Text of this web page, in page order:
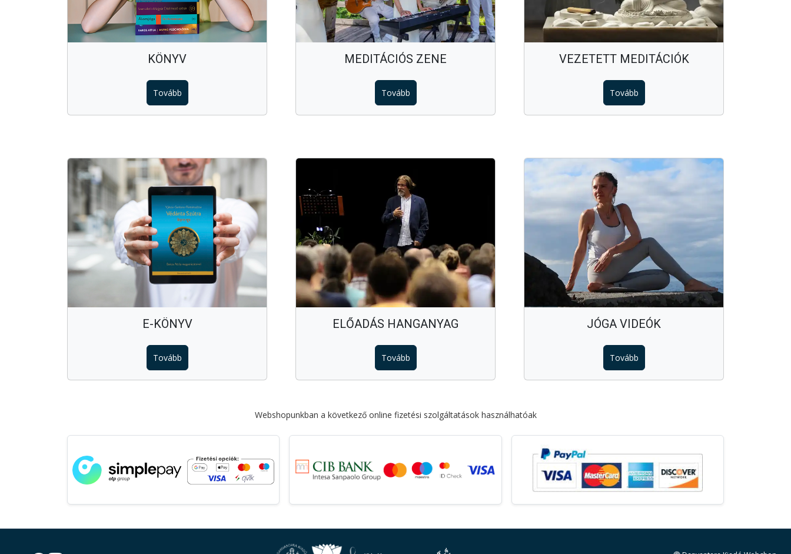
KÖNYV
Tovább
MEDITÁCIÓS ZENE
Tovább
VEZETETT MEDITÁCIÓK
Tovább
E-KÖNYV
Tovább
ELŐADÁS HANGANYAG
Tovább
JÓGA VIDEÓK
Tovább
Webshopunkban a következő online fizetési szolgáltatások használhatóak